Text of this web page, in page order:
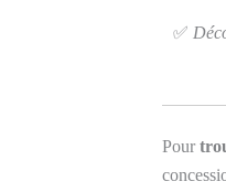
✅
Pour